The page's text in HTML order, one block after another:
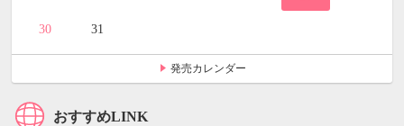
30 31
発売カレンダー
おすすめLINK